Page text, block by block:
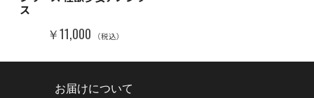
ス
￥11,000 （税込）
お届けについて